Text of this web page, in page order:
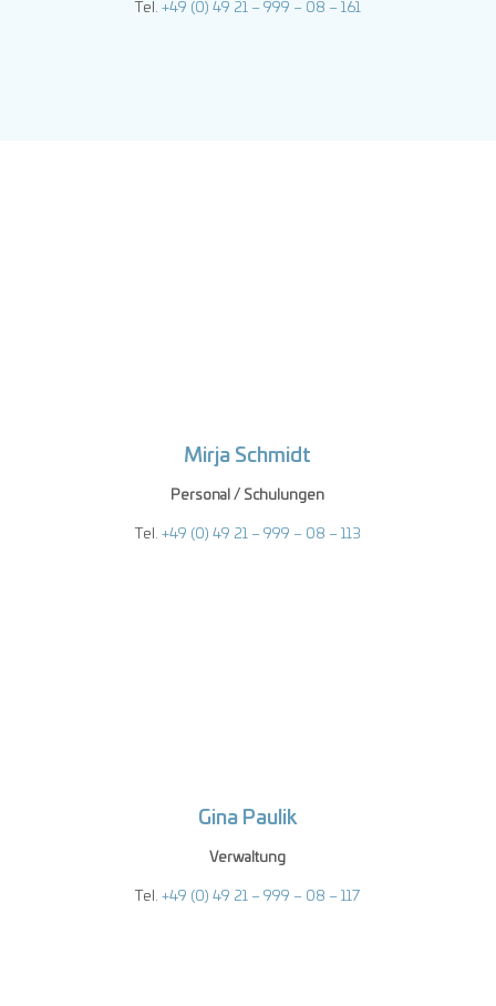
Tel. +49 (0) 49 21 – 999 – 08 – 161
Mirja Schmidt
Personal / Schulungen
Tel. +49 (0) 49 21 – 999 – 08 – 113
Gina Paulik
Verwaltung
Tel.+49 (0) 49 21 – 999 – 08 – 117